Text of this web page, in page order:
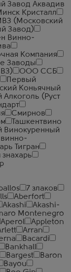
Завод Аквадив
Кристалл
(Московский
Завод)
Винно-
Компания
Заводы
ООО ССБ
Первый
Коньячный
Алкоголь (Руст
Смирнов
Ташкентвино
Винокуренный
винно-
Тигран
7 злаков
Aberfort
Akashi
Akashi-
Montenegro
Aperol
Appleton
Arran
Bacardi
Bankhall
Bargest
Baron
Bayou